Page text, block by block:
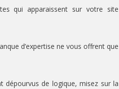
qui apparaissent sur votre site
d’expertise ne vous offrent que
dépourvus de logique, misez sur la